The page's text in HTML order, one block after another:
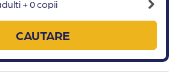
+ 0 copii
CAUTARE